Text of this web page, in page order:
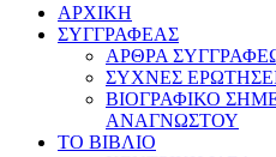
AΡΧΙΚΗ
ΣΥΓΓΡΑΦΕΑΣ
ΑΡΘΡΑ
ΣΥΧΝΕΣ
ΒΙΟΓΡΑΦΙΚΟ
ΑΝΑΓΝΩΣΤΟΥ
ΤΟ ΒΙΒΛΙΟ